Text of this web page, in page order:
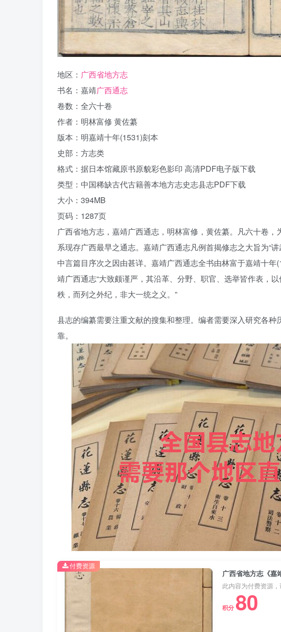
地区： 广西省地方志
书名：嘉靖广西通志
卷数：全六十卷
作者：明林富修 黄佐纂
版本：明嘉靖十年(1531)刻本
史部：方志类
格式：据日本馆藏原书原貌彩色影印 高清PDF电子版下载
类型：中国稀缺古代古籍善本地方志史志县志PDF下载
大小：394MB
页码：1287页
广西省地方志，嘉靖广西通志，明林富修，黄佐纂。凡六十卷
系现存广西最早之通志。嘉靖广西通志凡例首揭修志之大旨为“
中言篇目序次之因由甚详。嘉靖广西通志全书由林富于嘉靖十
靖广西通志“大致颇谨严，其沿革、分野、职官、选举皆作表，
秩，而列之外纪，非大一统之义。”
县志的编纂需要注重文献的搜集和整理。编者需要深入研究各
靠。
此内容为付费资源
积分 80
付费资源